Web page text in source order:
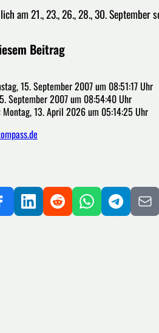
am 21., 23., 26., 28., 30. September
Beitrag
15. September 2007 um 08:51:17 Uhr
September 2007 um 08:54:40 Uhr
Montag, 13. April 2026 um 05:14:25 Uhr